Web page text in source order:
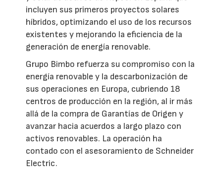
incluyen sus primeros proyectos solares
híbridos, optimizando el uso de los recursos
existentes y mejorando la eficiencia de la
generación de energía renovable.
Grupo Bimbo refuerza su compromiso con la
energía renovable y la descarbonización de
sus operaciones en Europa, cubriendo 18
centros de producción en la región, al ir más
allá de la compra de Garantías de Origen y
avanzar hacia acuerdos a largo plazo con
activos renovables. La operación ha
contado con el asesoramiento de Schneider
Electric.